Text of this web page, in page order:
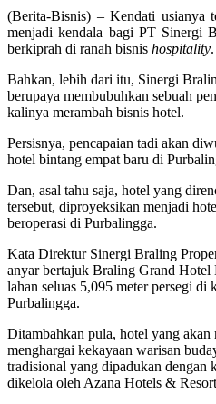
(Berita-Bisnis) – Kendati usianya
menjadi kendala bagi PT Sinergi
berkiprah di ranah bisnis hospitality.
Bahkan, lebih dari itu, Sinergi
berupaya membubuhkan sebuah
kalinya merambah bisnis hotel.
Persisnya, pencapaian tadi akan
hotel bintang empat baru di
Dan, asal tahu saja, hotel yang
tersebut, diproyeksikan menjadi
beroperasi di Purbalingga.
Kata Direktur Sinergi Braling
anyar bertajuk Braling Grand
lahan seluas 5,095 meter persegi di
Purbalingga.
Ditambahkan pula, hotel yang akan
menghargai kekayaan warisan
tradisional yang dipadukan dengan
dikelola oleh Azana Hotels &